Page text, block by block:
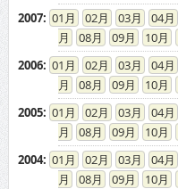
2007: 01 02 03 04
08
09 10
2006: 01 02 03 04
08
09 10
2005: 01 02 03 04
08
09 10
2004: 01 02 03 04
08
09 10